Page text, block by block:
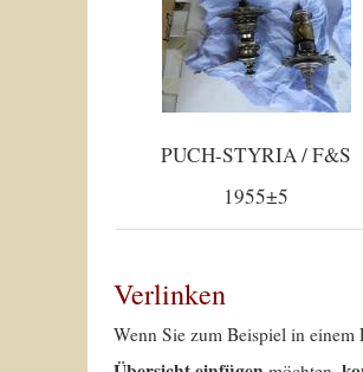
PUCH-STYRIA / F&S
1955±5
Verlinken
Wenn Sie zum Beispiel in